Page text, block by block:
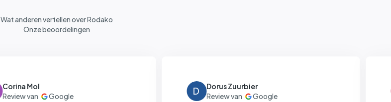
Wat anderen vertellen over Rodako
Onze beoordelingen
Corina Mol Dorus Zuurbier
D